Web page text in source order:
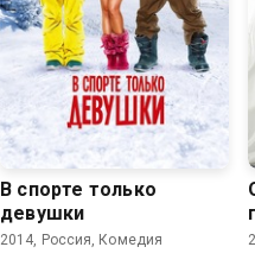
В спорте только
девушки
2014, Россия, Комедия